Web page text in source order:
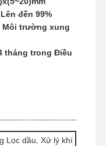
phóng chậm
đến 99%
Môi trường xung
tháng trong Điều
Lọc dầu, Xử lý khí